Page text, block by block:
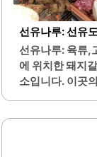
리하게 음식을
족 단위 손님이
뉴는 다양하게
반 메뉴와 같은
를 충족시킵니
스러운 식사를
선유나루: 선유
선유나루: 육류,
에 위치한 돼지
소입니다. 이곳